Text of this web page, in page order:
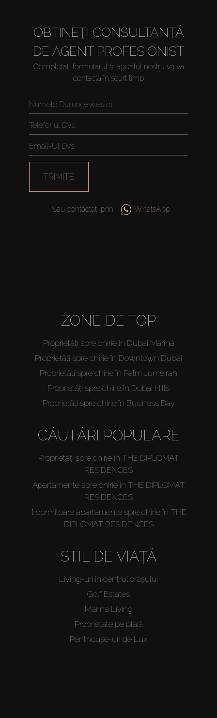
Cumpărați
Închiriați
Vânzare
Off-Plan
OBȚINEȚI CONSULTANȚĂ
DE AGENT PROFESIONIST
Completați formularul și agentul nostru vă va
contacta în scurt timp
TRIMITE
Sau contactați prin WhatsApp
ZONE DE TOP
Proprietăți spre chirie în Dubai Marina
Proprietăți spre chirie în Downtown Dubai
Proprietăți spre chirie în Palm Jumeirah
Proprietăți spre chirie în Dubai Hills
Proprietăți spre chirie în Business Bay
CĂUTĂRI POPULARE
Proprietăți spre chirie în THE DIPLOMAT
RESIDENCES
Apartamente spre chirie în THE DIPLOMAT
RESIDENCES
1 dormitoare apartamente spre chirie în THE
DIPLOMAT RESIDENCES
STIL DE VIAȚĂ
Living-uri în centrul orașului
Golf Estates
Marina Living
Proprietate pe plajă
Penthouse-uri de Lux